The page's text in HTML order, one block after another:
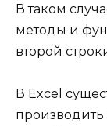
В таком
методы и
второй
В Excel